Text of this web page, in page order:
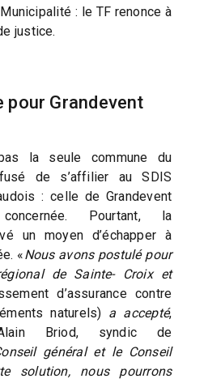
: le TF renonce à
justice.
pour Grandevent
la seule commune du
de s’affilier au SDIS
: celle de Grandevent
Pourtant, la
un moyen d’échapper à
«Nous avons postulé pour
de Sainte- Croix et
d’assurance contre
naturels) a accepté,
Alain Briod, syndic de
général et le Conseil
solution, nous pourrons